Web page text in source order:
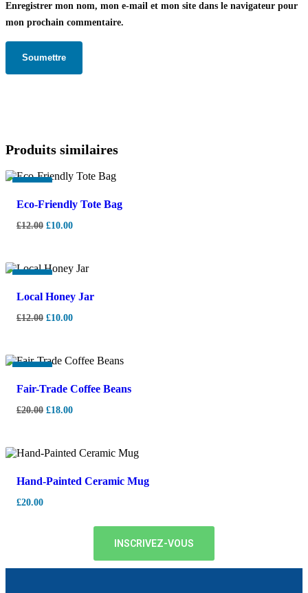
Enregistrer mon nom, mon e-mail et mon site dans le navigateur pour
mon prochain commentaire.
Produits similaires
-17%
Eco-Friendly Tote Bag
£12.00 £10.00
-17%
Local Honey Jar
£12.00 £10.00
-10%
Fair-Trade Coffee Beans
£20.00 £18.00
Hand-Painted Ceramic Mug
£20.00
INSCRIVEZ-VOUS